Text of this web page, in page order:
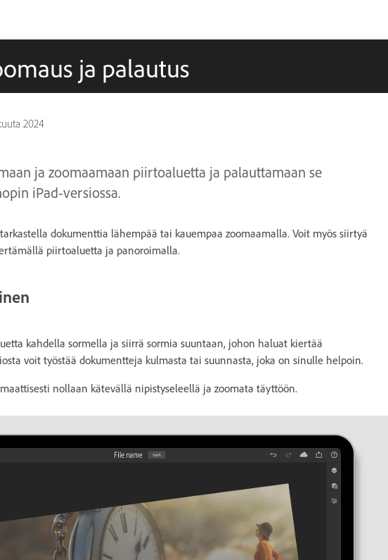
ja palautus
2024
ja zoomaamaan piirtoaluetta ja palauttamaan se
iPad-versiossa.
dokumenttia lähempää tai kauempaa zoomaamalla. Voit myös siirtyä
piirtoaluetta ja panoroimalla.
kahdella sormella ja siirrä sormia suuntaan, johon haluat kiertää
voit työstää dokumentteja kulmasta tai suunnasta, joka on sinulle helpoin.
nollaan kätevällä nipistyseleellä ja zoomata täyttöön.